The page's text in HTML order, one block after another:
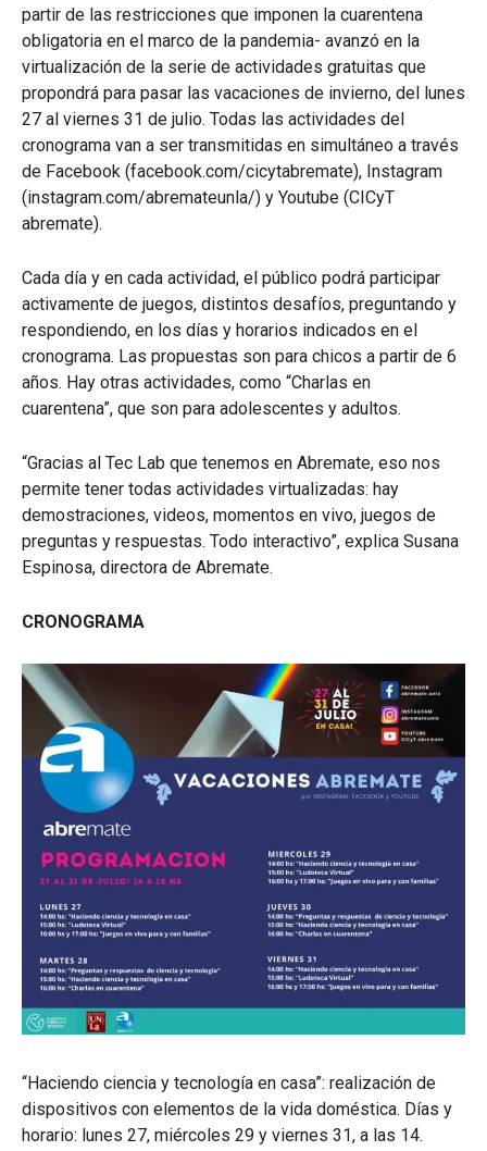
partir de las restricciones que imponen la cuarentena
obligatoria en el marco de la pandemia- avanzó en la
virtualización de la serie de actividades gratuitas que
propondrá para pasar las vacaciones de invierno, del lunes
27 al viernes 31 de julio. Todas las actividades del
cronograma van a ser transmitidas en simultáneo a través
de Facebook (facebook.com/cicytabremate), Instagram
(instagram.com/abremateunla/) y Youtube (CICyT
abremate).
Cada día y en cada actividad, el público podrá participar
activamente de juegos, distintos desafíos, preguntando y
respondiendo, en los días y horarios indicados en el
cronograma. Las propuestas son para chicos a partir de 6
años. Hay otras actividades, como “Charlas en
cuarentena”, que son para adolescentes y adultos.
“Gracias al Tec Lab que tenemos en Abremate, eso nos
permite tener todas actividades virtualizadas: hay
demostraciones, videos, momentos en vivo, juegos de
preguntas y respuestas. Todo interactivo”, explica Susana
Espinosa, directora de Abremate.
CRONOGRAMA
“Haciendo ciencia y tecnología en casa”: realización de
dispositivos con elementos de la vida doméstica. Días y
horario: lunes 27, miércoles 29 y viernes 31, a las 14.